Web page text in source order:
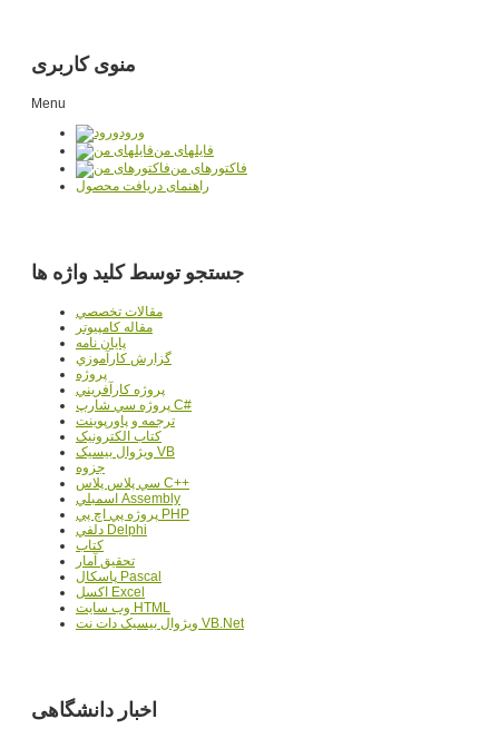
منوی کاربری
Menu
ورود
فایلهای من
فاکتورهای من
راهنمای دریافت محصول
جستجو توسط کلید واژه ها
مقالات تخصصي
مقاله کامپیوتر
پایان نامه
گزارش کارآموزي
پروژه
پروژه کارآفريني
پروژه سي شارپ C#
ترجمه و پاورپوينت
کتاب الکترونيک
ويژوال بيسيک VB
جزوه
سي پلاس پلاس C++
اسمبلي Assembly
پروژه پي اچ پي PHP
دلفي Delphi
کتاب
تحقيق آمار
پاسکال Pascal
اکسل Excel
وب سايت HTML
ويژوال بيسيک دات نت VB.Net
اخبار دانشگاهی